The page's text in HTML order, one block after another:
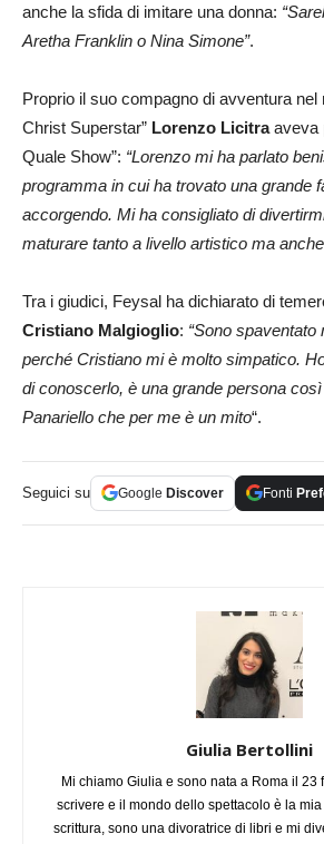
anche la sfida di imitare una donna:
Aretha Franklin o Nina Simone”.
Proprio il suo compagno di avventura nel
Christ Superstar” Lorenzo Licitraaveva
Quale Show”: “Lorenzo mi ha parlato
programma in cui ha trovato una grande
accorgendo. Mi ha consigliato di
maturare tanto a livello artistico ma
Tra i giudici, Feysal ha dichiarato di
Cristiano Malgioglio: “Sono
perché Cristiano mi è molto simpatico.
di conoscerlo, è una grande persona
Panariello che per me è un mito“.
Seguici su Google Discover Fonti
Giulia Bertollini
Mi chiamo Giulia e sono nata a Roma il 23
scrivere e il mondo dello spettacolo è la
scrittura, sono una divoratrice di libri e mi